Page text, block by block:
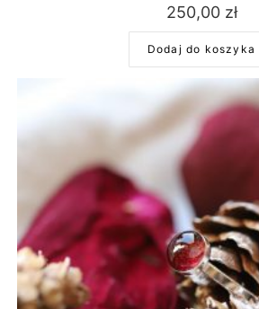
250,00 zł
Dodaj do koszyka